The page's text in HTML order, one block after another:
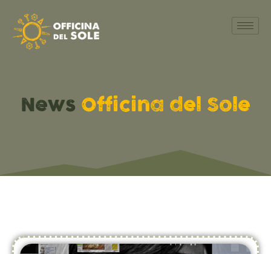
News Officina del Sole